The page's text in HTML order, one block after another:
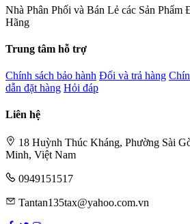
Nhà Phân Phối và Bán Lẻ các Sản
Hãng
Trung tâm hỗ trợ
Chính sách bảo hành Đổi và trả hàng
dẫn đặt hàng Hỏi đáp
Liên hệ
18 Huỳnh Thúc Kháng, Phường Sài
Minh, Việt Nam
0949151517
Tantan135tax@yahoo.com.vn